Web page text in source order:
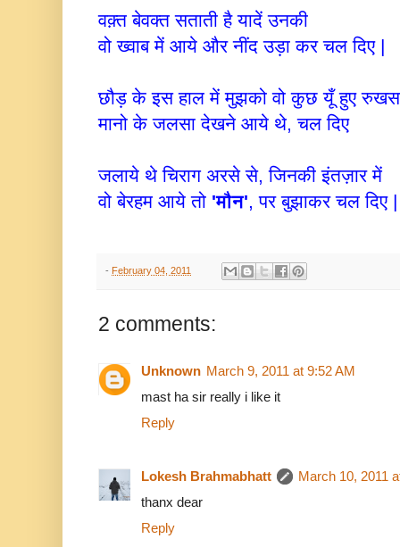
वक़्त बेवक्त सताती है यादें उनकी
वो ख्वाब में आये और नींद उड़ा कर चल दिए |
छौड़ के इस हाल में मुझको वो कुछ यूँ हुए
मानो के जलसा देखने आये थे, चल दिए
जलाये थे चिराग अरसे से, जिनकी इंतज़ार में
वो बेरहम आये तो 'मौन', पर बुझाकर चल दिए |
- February 04, 2011
2 comments:
Unknown March 9, 2011 at 9:52 AM
mast ha sir really i like it
Reply
Lokesh Brahmabhatt
March 10, 2011
thanx dear
Reply